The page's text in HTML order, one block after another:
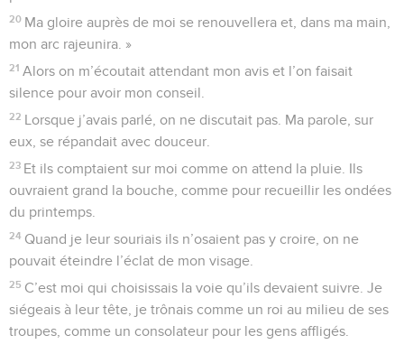
20 Ma gloire auprès de moi se renouvellera et, dans ma main,
mon arc rajeunira. »
21 Alors on m’écoutait attendant mon avis et l’on faisait
silence pour avoir mon conseil.
22 Lorsque j’avais parlé, on ne discutait pas. Ma parole, sur
eux, se répandait avec douceur.
23 Et ils comptaient sur moi comme on attend la pluie. Ils
ouvraient grand la bouche, comme pour recueillir les ondées
du printemps.
24 Quand je leur souriais ils n’osaient pas y croire, on ne
pouvait éteindre l’éclat de mon visage.
25 C’est moi qui choisissais la voie qu’ils devaient suivre. Je
siégeais à leur tête, je trônais comme un roi au milieu de ses
troupes, comme un consolateur pour les gens affligés.